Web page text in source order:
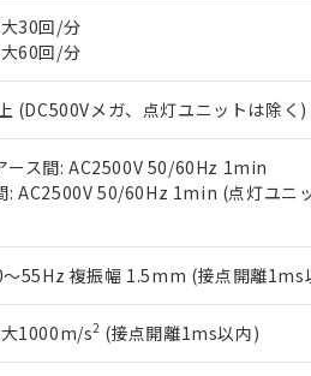
30回/分
60回/分
(DC500Vメガ、点灯ユニットは除く)
ース間: AC2500V 50/60Hz 1min
: AC2500V 50/60Hz 1min (点灯ユニ
～55Hz 複振幅 1.5mm (接点開離1ms
1000m/s2 (接点開離1ms以内)
指令（10物質）の非含有証明書
非含有証明書（当社基準）
書は発行日時点で非含有を証明する
指令のフタル酸エステル類４物
ことから備考欄に対応日を記載して
にて対応品への在庫切替を完了し
ております。